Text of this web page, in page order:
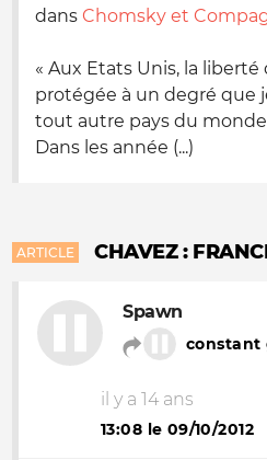
dans Chomsky et
« Aux Etats Unis, la liberté
protégée à un degré que
tout autre pays du monde.
Dans les année (...)
ARTICLE CHAVEZ :
Spawn
constant
il y a 14 ans
13:08 le 09/10/2012